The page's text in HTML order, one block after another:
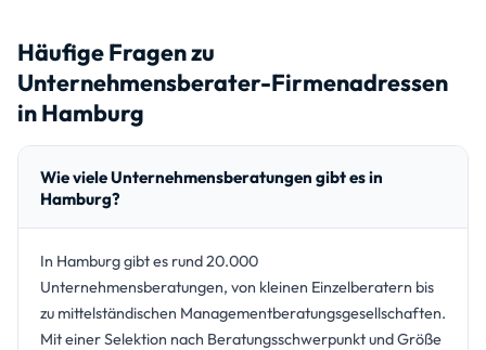
Häufige Fragen zu
Unternehmensberater-Firmenadressen
in Hamburg
Wie viele Unternehmensberatungen gibt es in
Hamburg?
In Hamburg gibt es rund 20.000
Unternehmensberatungen, von kleinen Einzelberatern bis
zu mittelständischen Managementberatungsgesellschaften.
Mit einer Selektion nach Beratungsschwerpunkt und Größe